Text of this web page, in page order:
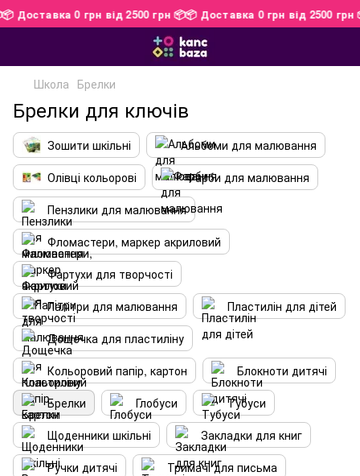
📦 Доставка 0 грн від 2500 грн 📦📦 Доставка 0 грн від 2500
Школа Брелки
Брелки для ключів
Зошити шкільні
Альбоми для малювання
Олівці кольорові
Фарби для малювання
Пензлики для малювання
Фломастери, маркер акриловий
Фартухи для творчості
Палітри для малювання
Пластилін для дітей
Дощечка для пластиліну
Кольоровий папір, картон
Блокноти дитячі
Брелки
Глобуси
Тубуси
Щоденники шкільні
Закладки для книг
Ручки дитячі
Тримачі для письма